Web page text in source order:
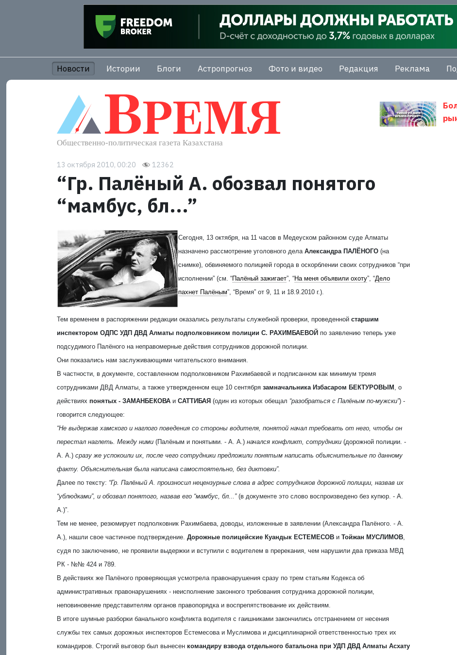
Новости Истории Блоги Астропрогноз Фото и видео Редакция Реклама
13 октября 2010, 00:20 12362
“Гр. Палёный А. обозвал понятого
“мамбус, бл...”
Сегодня, 13 октября, на 11 часов в Медеуском районном суде Алматы
назначено рассмотрение уголовного дела Александра ПАЛЁНОГО (на
снимке), обвиняемого полицией города в оскорблении своих сотрудников “при
исполнении” (см. “Палёный зажигает”, “На меня объявили охоту”, “Дело
пахнет Палёным”, “Время” от 9, 11 и 18.9.2010 г.).
Тем временем в распоряжении редакции оказались результаты служебной проверки, проведенной старшим
инспектором ОДПС УДП ДВД Алматы подполковником полиции С. РАХИМБАЕВОЙ по заявлению теперь уже
подсудимого Палёного на неправомерные действия сотрудников дорожной полиции.
Они показались нам заслуживающими читательского внимания.
В частности, в документе, составленном подполковником Рахимбаевой и подписанном как минимум тремя
сотрудниками ДВД Алматы, а также утвержденном еще 10 сентября замначальника Избасаром БЕКТУРОВЫМ
, о
действиях понятых - ЗАМАНБЕКОВА и САТТИБАЯ (один из которых обещал “разобраться с Палёным по-мужски”) -
говорится следующее:
“Не выдержав хамского и наглого поведения со стороны водителя, понятой начал требовать от него, чтобы он
перестал наглеть. Между ними (Палёным и понятыми. - А. А.) начался конфликт, сотрудники (дорожной полиции. -
А. А.) сразу же успокоили их, после чего сотрудники предложили понятым написать объяснительные по данному
факту. Объяснительная была написана самостоятельно, без диктовки”.
Далее по тексту: “Гр. Палёный А. произносил нецензурные слова в адрес сотрудников дорожной полиции, назвав их
“ублюдками”, и обозвал понятого, назвав его “мамбус, бл...” (в документе это слово воспроизведено без купюр. - А.
А.)”.
Тем не менее, резюмирует подполковник Рахимбаева, доводы, изложенные в заявлении (Александра Палёного. - А.
А.), нашли свое частичное подтверждение. Дорожные полицейские Куандык ЕСТЕМЕСОВ и Тойжан МУСЛИМОВ,
судя по заключению, не проявили выдержки и вступили с водителем в пререкания, чем нарушили два приказа МВД
РК - №№ 424 и 789.
В действиях же Палёного проверяющая усмотрела правонарушения сразу по трем статьям Кодекса об
административных правонарушениях - неисполнение законного требования сотрудника дорожной полиции,
неповиновение представителям органов правопорядка и воспрепятствование их действиям.
В итоге шумные разборки банального конфликта водителя с гаишниками закончились отстранением от несения
службы тех самых дорожных инспекторов Естемесова и Муслимова и дисциплинарной ответственностью трех их
командиров. Строгий выговор был вынесен командиру взвода отдельного батальона при УДП ДВД Алматы Асхату